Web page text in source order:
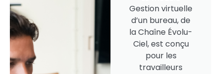
Gestion virtuelle
d’un bureau, de
la Chaîne Évolu-
Ciel, est conçu
pour les
travailleurs